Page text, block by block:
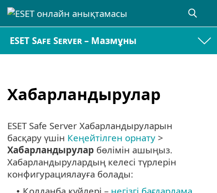
ESET Safe Server – Мазмұны
Хабарландырулар
ESET Safe Server Хабарландыруларын
басқару үшін Кеңейтілген орнату >
Хабарландырулар бөлімін ашыңыз.
Хабарландырулардың келесі түрлерін
конфигурациялауға болады: